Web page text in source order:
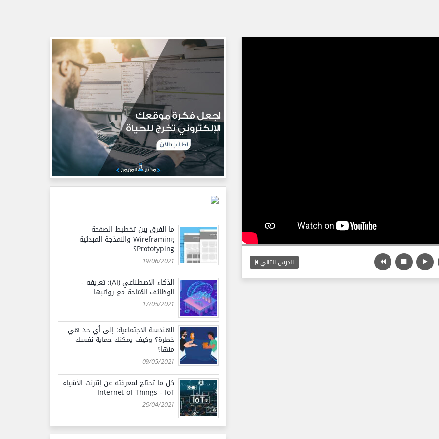
الدرس التالي
ما الفرق بين تخطيط الصفحة
Wireframing والنمذجة المبدئية
Prototyping؟
19/06/2021
الذكاء الاصطناعي (AI): تعريفه -
الوظائف المُتاحة مع رواتبها
17/05/2021
الهندسة الاجتماعية: إلى أي حد هي
خطرة؟ وكيف يمكنك حماية نفسك
منها؟
09/05/2021
كل ما تحتاج لمعرفته عن إنترنت الأشياء
Internet of Things - IoT
26/04/2021